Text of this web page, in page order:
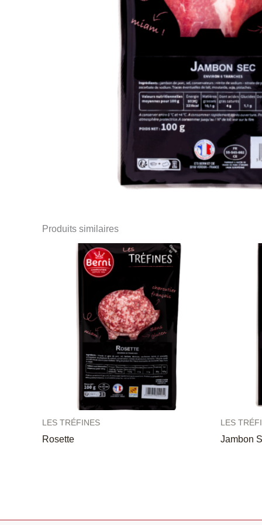
Produits similaires
LES TRÉFINES
Rosette
LES
Jambon